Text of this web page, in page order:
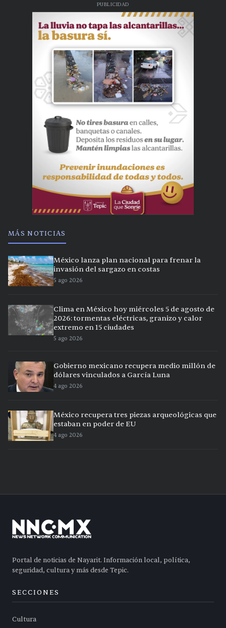
PUBLICIDAD
MÁS NOTICIAS
México lanza plan nacional para frenar la
invasión del sargazo en costas
5 ago 2026
Clima en México hoy miércoles 5 de agosto de
2026: tormentas eléctricas, granizo y calor
extremo en 15 ciudades
5 ago 2026
Gobierno mexicano recupera medio millón de
dólares vinculados a García Luna
4 ago 2026
México recupera tres piezas arqueológicas que
estaban en poder de EU
4 ago 2026
Portal de noticias de Nayarit. Información local, política,
seguridad, cultura y más desde Tepic.
SECCIONES
Cultura